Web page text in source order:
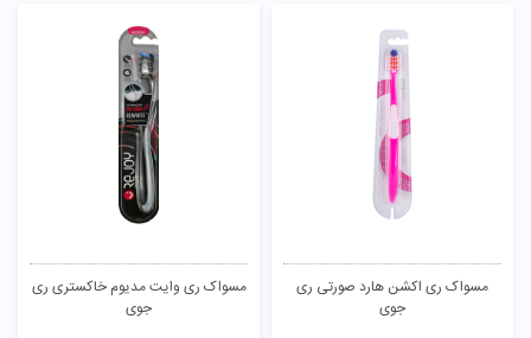
مسواک ری اکشن هارد صورتی ری
جوی
مسواک ری وایت مدیوم خاکستری ری
جوی